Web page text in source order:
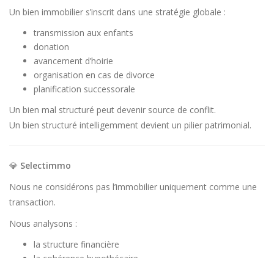
Un bien immobilier s’inscrit dans une stratégie globale :
transmission aux enfants
donation
avancement d’hoirie
organisation en cas de divorce
planification successorale
Un bien mal structuré peut devenir source de conflit.
Un bien structuré intelligemment devient un pilier patrimonial.
💎 Selectimmo
Nous ne considérons pas l’immobilier uniquement comme une
transaction.
Nous analysons :
la structure financière